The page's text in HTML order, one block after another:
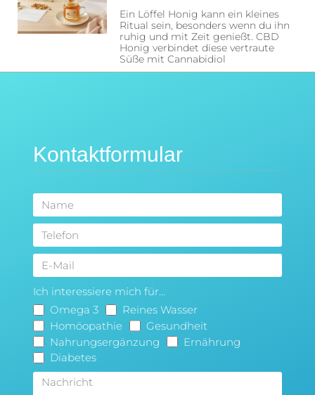
Ein Löffel Honig kann ein kleines
Ritual sein, besonders wenn du ihn
ruhig und mit Zeit genießt. CBD
Honig verbindet diese vertraute
Süße mit Cannabidiol
Kontaktformular
Ich interessiere mich für...
Omega 3
Reines Wasser
Homöopathie
Gesundheit
Nahrungsergänzung
Ernährung
Diabetes